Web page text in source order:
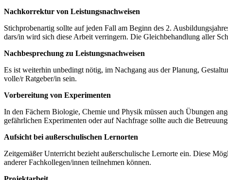
Nachkorrektur von Leistungsnachweisen
Stichprobenartig sollte auf jeden Fall am Beginn des 2.
dars/in wird sich diese Arbeit verringern. Die Gleichbehandlung aller
Nachbesprechung zu Leistungsnachweisen
Es ist weiterhin unbedingt nötig, im Nachgang aus der Planung,
volle/r Ratgeber/in sein.
Vorbereitung von Experimenten
In den Fächern Biologie, Chemie und Physik müssen auch Übungen
gefährlichen Experimenten oder auf Nachfrage sollte auch die
Aufsicht bei außerschulischen Lernorten
Zeitgemäßer Unterricht bezieht außerschulische Lernorte ein. Diese
ande­rer Fachkollegen/innen teilnehmen können.